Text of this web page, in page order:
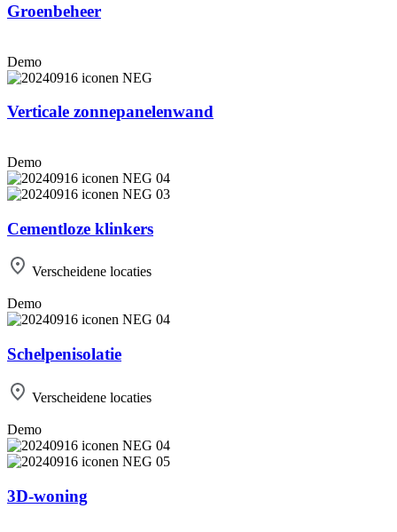
Groenbeheer
Demo
Verticale zon­ne­pa­ne­len­wand
Demo
Cementloze klinkers
Verscheidene locaties
Demo
Schel­pe­n­iso­la­tie
Verscheidene locaties
Demo
3D-woning